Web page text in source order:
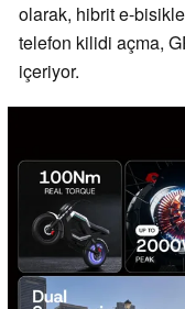
olarak, hibrit e-
telefon kilidi açma,
içeriyor.